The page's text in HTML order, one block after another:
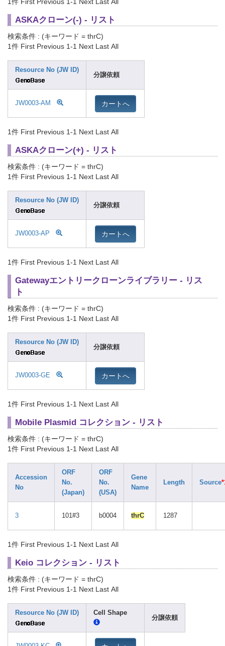
ASKAクローン(-) - リスト
検索条件 : (キーワード = thrC)
1件 First Previous 1-1 Next Last All
Resource No (JW ID)
分譲依頼
JW0003-AM カートへ
1件 First Previous 1-1 Next Last All
ASKAクローン(+) - リスト
検索条件 : (キーワード = thrC)
1件 First Previous 1-1 Next Last All
Resource No (JW ID)
分譲依頼
JW0003-AP カートへ
1件 First Previous 1-1 Next Last All
Gatewayエントリークローンライブラリー - リス
ト
検索条件 : (キーワード = thrC)
1件 First Previous 1-1 Next Last All
Resource No (JW ID)
分譲依頼
JW0003-GE カートへ
1件 First Previous 1-1 Next Last All
Mobile Plasmid コレクション - リスト
検索条件 : (キーワード = thrC)
1件 First Previous 1-1 Next Last All
Accession
No
ORF
No.
(Japan)
ORF
No.
(USA)
Gene
Name
Length Source
3 101#3 b0004 thrC 1287
1件 First Previous 1-1 Next Last All
Keio コレクション - リスト
検索条件 : (キーワード = thrC)
1件 First Previous 1-1 Next Last All
Resource No (JW ID) Cell Shape
分譲依頼